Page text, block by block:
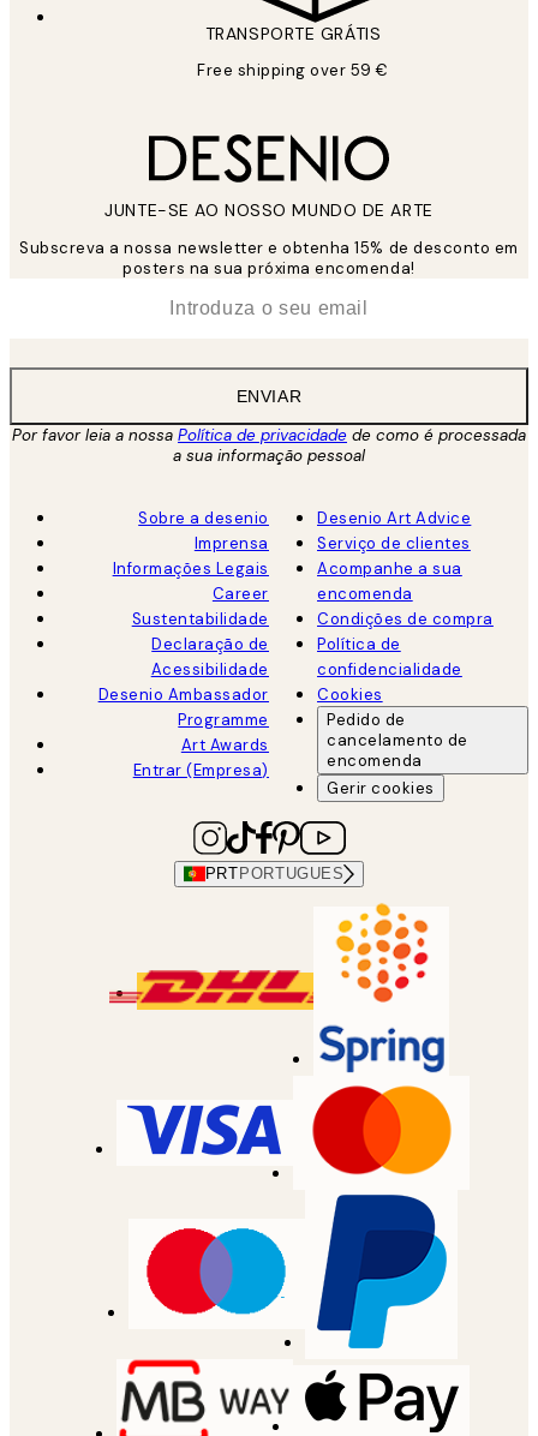
TRANSPORTE GRÁTIS
Free shipping over 59 €
JUNTE-SE AO NOSSO MUNDO DE ARTE
Subscreva a nossa newsletter e obtenha 15% de desconto em
posters na sua próxima encomenda!
ENVIAR
Por favor leia a nossa Política de privacidade de como é processada
a sua informação pessoal
Sobre a desenio
Imprensa
Informações Legais
Career
Sustentabilidade
Declaração de
Acessibilidade
Desenio Ambassador
Programme
Art Awards
Entrar (Empresa)
Desenio Art Advice
Serviço de clientes
Acompanhe a sua
encomenda
Condições de compra
Política de
confidencialidade
Cookies
Pedido de
cancelamento de
encomenda
Gerir cookies
PRT PORTUGUES